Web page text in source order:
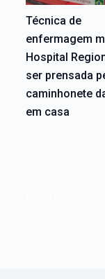
Técnica de
enfermagem
Hospital
ser prensada
caminhonete
em casa